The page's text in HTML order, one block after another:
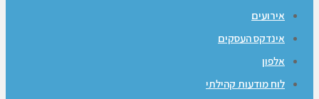
אירועים
אינדקס העסקים
אלפון
לוח מודעות קהילתי